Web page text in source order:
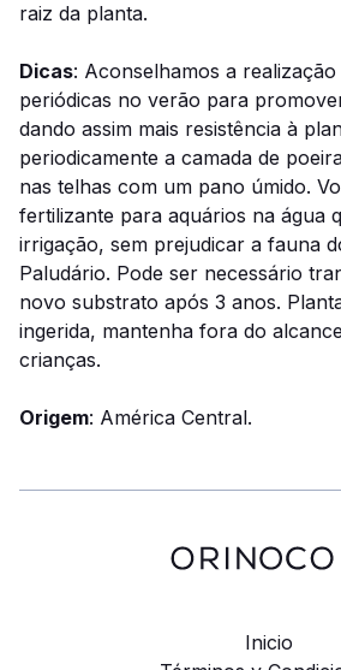
raiz da planta.
Dicas: Aconselhamos a realização
periódicas no verão para
dando assim mais resistência à
periodicamente a camada de
nas telhas com um pano úmido.
fertilizante para aquários na água
irrigação, sem prejudicar a fauna
Paludário. Pode ser necessário
novo substrato após 3 anos.
ingerida, mantenha fora do
crianças.
Origem: América Central.
Inicio